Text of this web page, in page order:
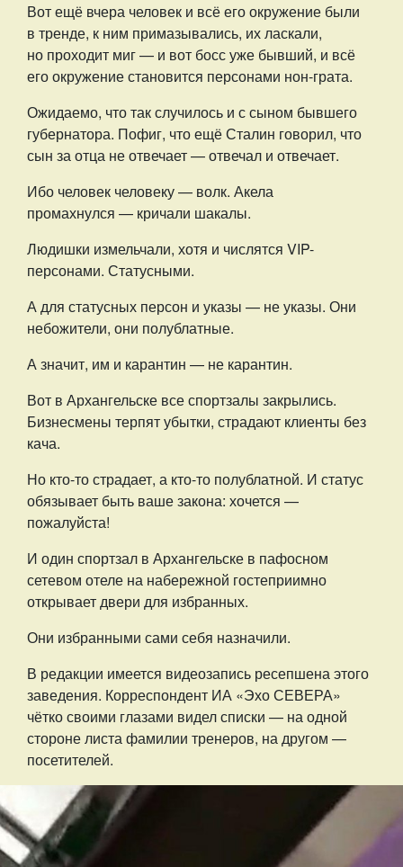
Вот ещё вчера человек и всё его окружение были
в тренде, к ним примазывались, их ласкали,
но проходит миг — и вот босс уже бывший, и всё
его окружение становится персонами нон-грата.
Ожидаемо, что так случилось и с сыном бывшего
губернатора. Пофиг, что ещё Сталин говорил, что
сын за отца не отвечает — отвечал и отвечает.
Ибо человек человеку — волк. Акела
промахнулся — кричали шакалы.
Людишки измельчали, хотя и числятся VIP-
персонами. Статусными.
А для статусных персон и указы — не указы. Они
небожители, они полублатные.
А значит, им и карантин — не карантин.
Вот в Архангельске все спортзалы закрылись.
Бизнесмены терпят убытки, страдают клиенты без
кача.
Но кто-то страдает, а кто-то полублатной. И статус
обязывает быть ваше закона: хочется —
пожалуйста!
И один спортзал в Архангельске в пафосном
сетевом отеле на набережной гостеприимно
открывает двери для избранных.
Они избранными сами себя назначили.
В редакции имеется видеозапись ресепшена этого
заведения. Корреспондент ИА «Эхо СЕВЕРА»
чётко своими глазами видел списки — на одной
стороне листа фамилии тренеров, на другом —
посетителей.